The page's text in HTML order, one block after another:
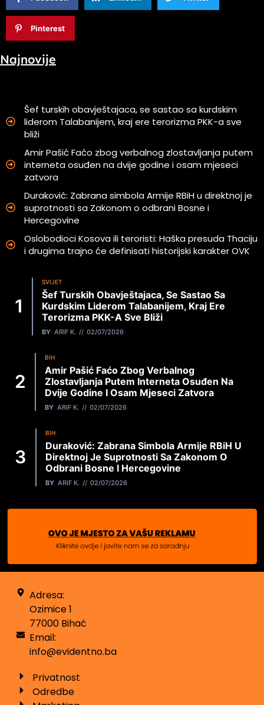
Pinterest
Najnovije
Šef turskih obavještajaca, se sastao sa kurdskim
liderom Talabanijem, kraj ere terorizma PKK-a sve
bliži
Amir Pašić Faćo zbog verbalnog zlostavljanja putem
interneta osuđen na dvije godine i osam mjeseci
zatvora
Duraković: Zabrana simbola Armije RBiH u direktnoj je
suprotnosti sa Zakonom o odbrani Bosne i
Hercegovine
Oslobodioci Kosova ili teroristi: Haška presuda Thaciju
i drugima trajno će definisati historijski karakter OVK
SVIJET
Šef Turskih Obavještajaca, Se Sastao Sa
Kurdskim Liderom Talabanijem, Kraj Ere
Terorizma PKK-A Sve Bliži
BY ARIF K. 02/07/2026
BIH
Amir Pašić Faćo Zbog Verbalnog
Zlostavljanja Putem Interneta Osuđen Na
Dvije Godine I Osam Mjeseci Zatvora
BY ARIF K. 02/07/2026
BIH
Duraković: Zabrana Simbola Armije RBiH U
Direktnoj Je Suprotnosti Sa Zakonom O
Odbrani Bosne I Hercegovine
BY ARIF K. 02/07/2026
Adresa:
Ozimice 1
77000 Bihać
Email:
info@evidentno.ba
Privatnost
Odredbe